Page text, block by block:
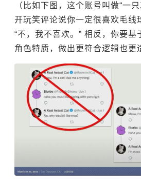
（比如下图，这个账号叫做“一
开玩笑评论说你一定很喜欢毛线
“不，我不喜欢。” 相反，你要基
角色特质，做出更符合逻辑也更